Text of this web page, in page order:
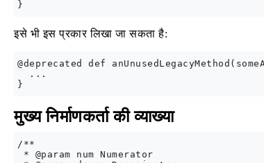
इसे भी इस प्रकार लिखा जा सकता है:
@deprecated def
  ...
मुख्य निर्माणकर्ता की व्याख्या
/**
* @param num Numerator